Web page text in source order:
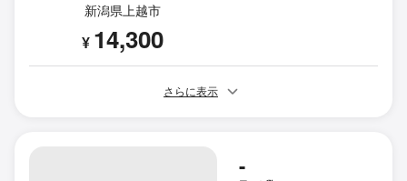
新潟県上越市
¥ 14,300
さらに表示
-